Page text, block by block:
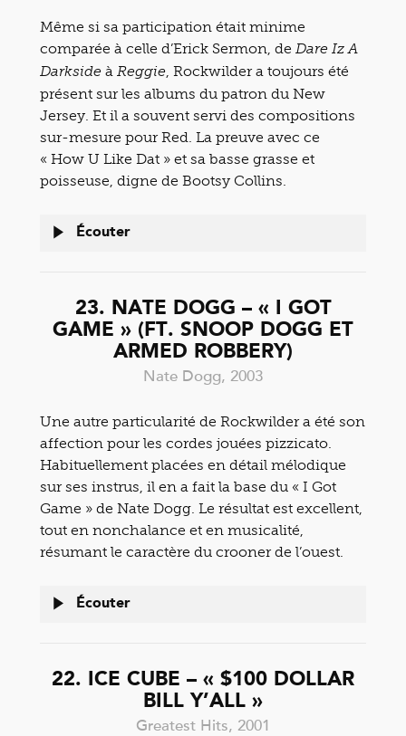
Même si sa participation était minime
comparée à celle d’Erick Sermon, de Dare Iz A
Darkside à Reggie, Rockwilder a toujours été
présent sur les albums du patron du New
Jersey. Et il a souvent servi des compositions
sur-mesure pour Red. La preuve avec ce
« How U Like Dat » et sa basse grasse et
poisseuse, digne de Bootsy Collins.
Écouter
23. NATE DOGG – « I GOT
GAME » (FT. SNOOP DOGG ET
ARMED ROBBERY)
Nate Dogg, 2003
Une autre particularité de Rockwilder a été son
affection pour les cordes jouées pizzicato.
Habituellement placées en détail mélodique
sur ses instrus, il en a fait la base du « I Got
Game » de Nate Dogg. Le résultat est excellent,
tout en nonchalance et en musicalité,
résumant le caractère du crooner de l’ouest.
Écouter
22. ICE CUBE – « $100 DOLLAR
BILL Y’ALL »
Greatest Hits, 2001